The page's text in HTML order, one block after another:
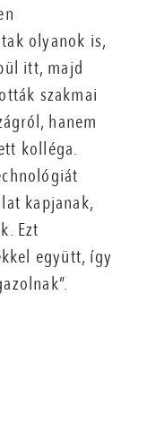
olyanok is,
itt, majd
szakmai
hanem
kolléga.
kapjanak,
Ezt
együtt, így